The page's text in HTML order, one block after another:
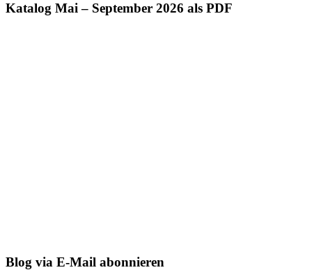
Katalog Mai – September 2026 als PDF
Blog via E-Mail abonnieren